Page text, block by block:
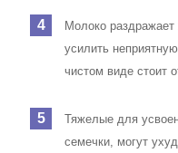
Молоко
усилить
чистом виде стоит
Тяжелые для
семечки, могут